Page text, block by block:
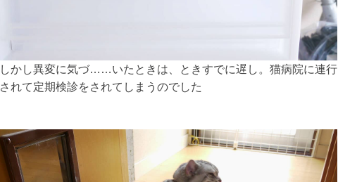
しかし異変に気づ……いたときは、ときすでに遅し。猫病院に連行
されて定期検診をされてしまうのでした